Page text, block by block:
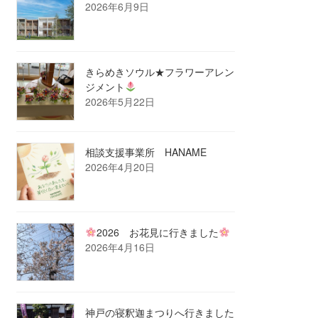
2026年6月9日
きらめきソウル★フラワーアレン
ジメント
2026年5月22日
相談支援事業所 HANAME
2026年4月20日
2026 お花見に行きました
2026年4月16日
神戸の寝釈迦まつりへ行きました